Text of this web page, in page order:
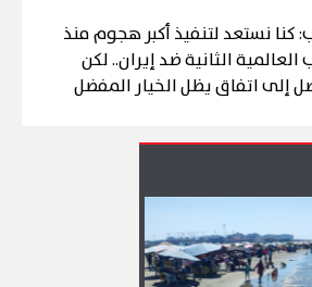
كنا نستعد لتنفيذ أكبر هجوم منذ
العالمية الثانية ضد إيران.. لكن
إلى اتفاق يظل الخيار المفضل